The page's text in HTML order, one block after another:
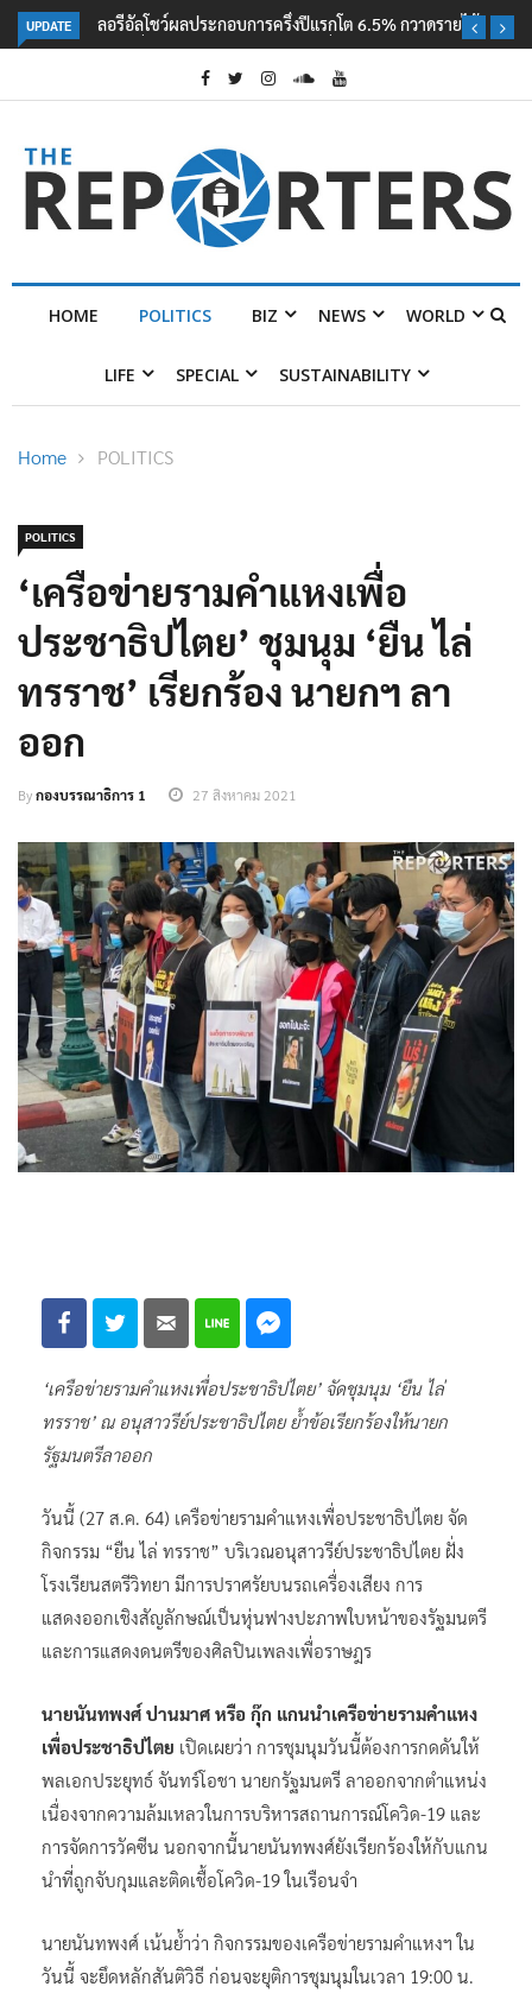
UPDATE
ลอรีอัลโชว์ผลประกอบการครึ่งปีแรกโต 6.5% กวาดรายได้ 2.3 หมื่นล้านยูโร
คว้าไลเซนส์ ‘กุชชี่’ 50 ปี พร้อมส่ง 4 แบรนด์ใหม่บุกตลาดไทย
POLITICS BIZ NEWS WORLD
POLITICS
‘เครือข่ายรามคำแหงเพื่อ
ประชาธิปไตย’ ชุมนุม ‘ยืน ไล่
ทรราช’ เรียกร้อง นายกฯ ลา
ออก
Byกองบรรณาธิการ 1 27 สิงหาคม 2021
‘เครือข่ายรามคำแหงเพื่อประชาธิปไตย’ จัดชุมนุม ‘ยืน ไล่
ทรราช’ ณ อนุสาวรีย์ประชาธิปไตย ย้ำข้อเรียกร้องให้นายก
รัฐมนตรีลาออก
วันนี้ (27 ส.ค. 64) เครือข่ายรามคำแหงเพื่อประชาธิปไตย จัด
กิจกรรม “ยืน ไล่ ทรราช” บริเวณอนุสาวรีย์ประชาธิปไตย ฝั่ง
โรงเรียนสตรีวิทยา มีการปราศรัยบนรถเครื่องเสียง การ
แสดงออกเชิงสัญลักษณ์เป็นหุ่นฟางปะภาพใบหน้าของรัฐมนตรี
และการแสดงดนตรีของศิลปินเพลงเพื่อราษฎร
นายนันทพงศ์ ปานมาศ หรือ กุ๊ก แกนนำเครือข่ายรามคำแหง
เพื่อประชาธิปไตย
เปิดเผยว่า การชุมนุมวันนี้ต้องการกดดันให้
พลเอกประยุทธ์ จันทร์โอชา นายกรัฐมนตรี ลาออกจากตำแหน่ง
เนื่องจากความล้มเหลวในการบริหารสถานการณ์โควิด-19 และ
การจัดการวัคซีน นอกจากนี้นายนันทพงศ์ยังเรียกร้องให้กับแกน
นำที่ถูกจับกุมและติดเชื้อโควิด-19 ในเรือนจำ
นายนันทพงศ์ เน้นย้ำว่า กิจกรรมของเครือข่ายรามคำแหงฯ ใน